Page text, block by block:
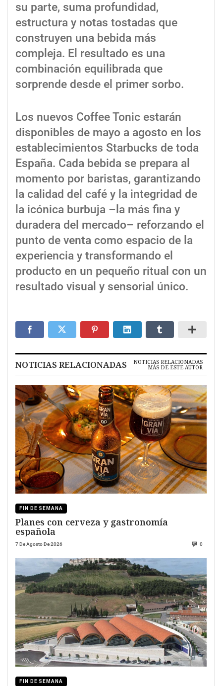
su parte, suma profundidad,
estructura y notas tostadas que
construyen una bebida más
compleja. El resultado es una
combinación equilibrada que
sorprende desde el primer sorbo.
Los nuevos Coffee Tonic estarán
disponibles de mayo a agosto en los
establecimientos Starbucks de toda
España. Cada bebida se prepara al
momento por baristas, garantizando
la calidad del café y la integridad de
la icónica burbuja –la más fina y
duradera del mercado– reforzando el
punto de venta como espacio de la
experiencia y transformando el
producto en un pequeño ritual con un
resultado visual y sensorial único.
NOTICIAS RELACIONADAS NOTICIAS RELACIONADAS
MÁS DE ESTE AUTOR
FIN DE SEMANA
Planes con cerveza y gastronomía
española
7 De Agosto De 2026 0
FIN DE SEMANA